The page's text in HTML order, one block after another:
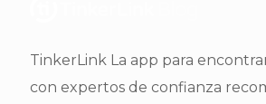
TinkerLink La app para
con expertos de confianza